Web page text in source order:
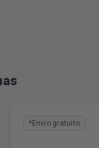
*Envío gratuito